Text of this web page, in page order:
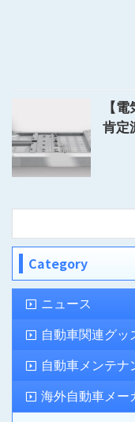
【
肯定
Category
ニュース
自動車関連グ
自動車メンテナ
海外自動車メー